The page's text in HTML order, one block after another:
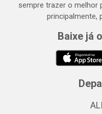
sempre trazer o melhor
principalmente,
Baixe já